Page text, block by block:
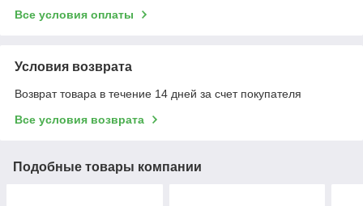
Все условия оплаты
Условия возврата
Возврат товара в течение 14 дней за счет покупателя
Все условия возврата
Подобные товары компании